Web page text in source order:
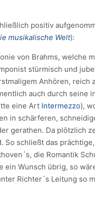
positiv
musikalische Welt):
von Brahms, welche
stürmisch und
Anhören, reich
auch durch seine
eine Art Intermezzo),
in schärferen,
gerathen. Da plötzlich
schließt das
die Romantik
Wunsch übrig, so
Richter´s Leitung so